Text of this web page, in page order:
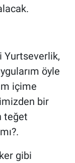
Yurtseverlik,
öyle
içime
bir
teğet
gibi